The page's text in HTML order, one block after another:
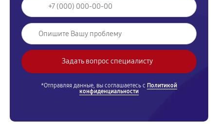
*Отправляя данные, вы соглашаетесь с Политикой
конфиденциальности